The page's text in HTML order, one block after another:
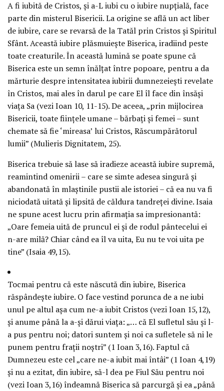
A fi iubită de Cristos, şi a-L iubi cu o iubire nupţială, face
parte din misterul Bisericii. La origine se află un act liber
de iubire, care se revarsă de la Tatăl prin Cristos şi Spiritul
Sfânt. Această iubire plăsmuieşte Biserica, iradiind peste
toate creaturile. În această lumină se poate spune că
Biserica este un semn înălţat între popoare, pentru a da
mărturie despre intensitatea iubirii dumnezeieşti revelate
în Cristos, mai ales în darul pe care El îl face din însăşi
viaţa Sa (vezi Ioan 10, 11-15). De aceea, „prin mijlocirea
Bisericii, toate fiinţele umane – bărbaţi şi femei – sunt
chemate să fie ‘mireasa’ lui Cristos, Răscumpărătorul
lumii” (Mulieris Dignitatem, 25).
Biserica trebuie să lase să iradieze această iubire supremă,
reamintind omenirii – care se simte adesea singură şi
abandonată în mlaştinile pustii ale istoriei – că ea nu va fi
niciodată uitată şi lipsită de căldura tandreţei divine. Isaia
ne spune acest lucru prin afirmaţia sa impresionantă:
„Oare femeia uită de pruncul ei şi de rodul pântecelui ei
n-are milă? Chiar când ea îl va uita, Eu nu te voi uita pe
tine” (Isaia 49,15).
Tocmai pentru că este născută din iubire, Biserica
răspândeşte iubire. O face vestind porunca de a ne iubi
unul pe altul aşa cum ne-a iubit Cristos (vezi Ioan 15,12),
şi anume până la a-şi dărui viaţa: „… că El sufletul său şi l-
a pus pentru noi; datori suntem şi noi ca sufletele să ni le
punem pentru fraţii noştri” (1 Ioan 3,16). Faptul că
Dumnezeu este cel „care ne-a iubit mai întâi” (1 Ioan 4,19)
şi nu a ezitat, din iubire, să-l dea pe Fiul Său pentru noi
(vezi Ioan 3,16) îndeamnă Biserica să parcurgă şi ea „până